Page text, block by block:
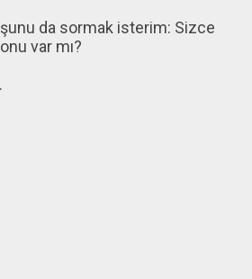
da sormak isterim: Sizce
var mı?